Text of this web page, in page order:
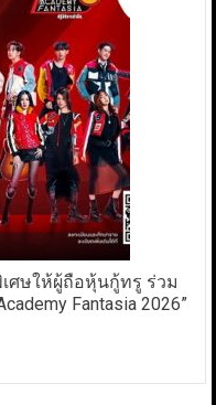
ศษให้ผู้ถือหุ้นกู้ทรู ร่วม
Fantasia 2026”